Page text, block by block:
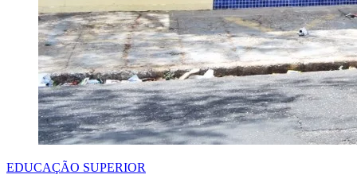
EDUCAÇÃO SUPERIOR